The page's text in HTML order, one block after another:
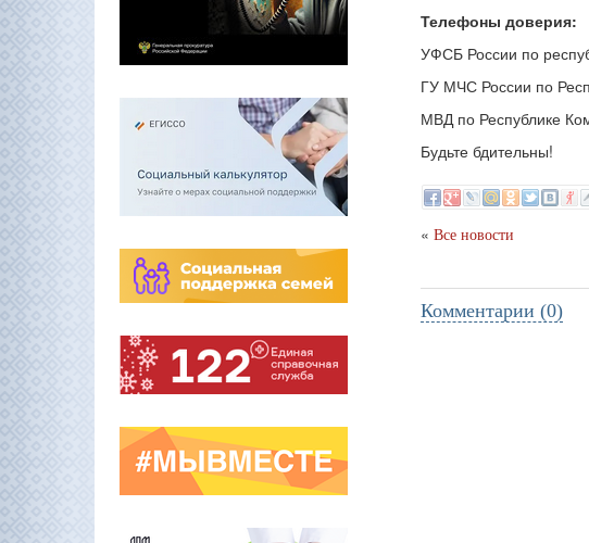
Телефоны доверия:
УФСБ России по
ГУ МЧС России по
МВД по Республике
Будьте бдительны!
« Все новости
Комментарии (0)